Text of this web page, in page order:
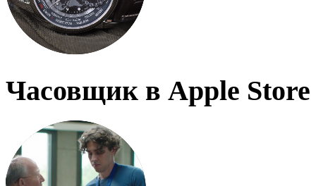
Часовщик в Apple Store